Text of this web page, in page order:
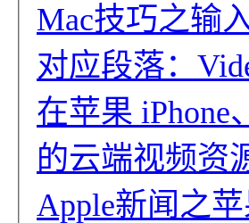
Mac技巧之输
对应段落：
在苹果 iPhone
的云端视频资
Apple新闻之